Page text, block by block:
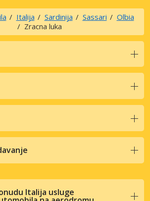
Italija Sardinija Sassari
Olbia
Zracna luka
Italija usluge